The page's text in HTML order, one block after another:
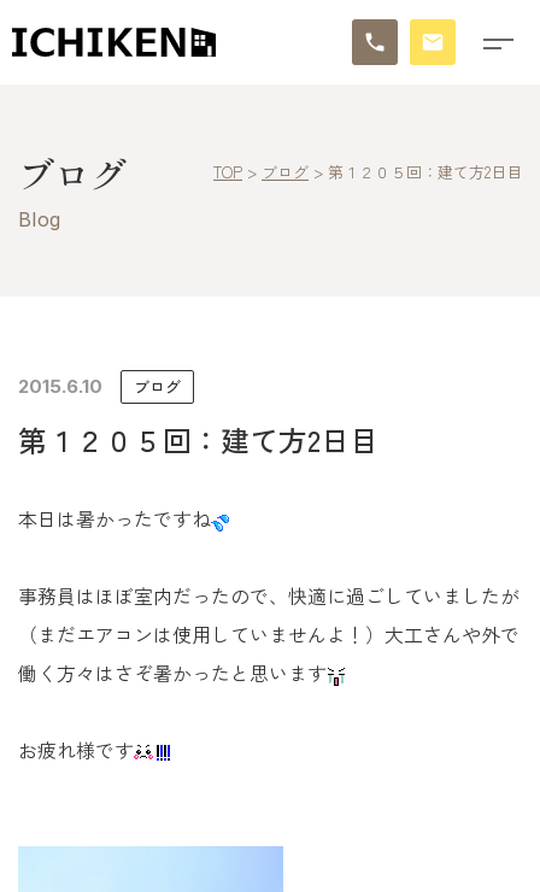
ブログ
イチケンの家づくり
モデルハウス
未来に住み継ぐ平屋
会社情報
Tel. 0257-27-2157
ブログ
Blog
TOP > ブログ > 第１２０５回：建て方2日目
2015.6.10 ブログ
第１２０５回：建て方2日目
本日は暑かったですね
事務員はほぼ室内だったので、快適に過ごしていましたが
（まだエアコンは使用していませんよ！）大工さんや外で
働く方々はさぞ暑かったと思います
お疲れ様です